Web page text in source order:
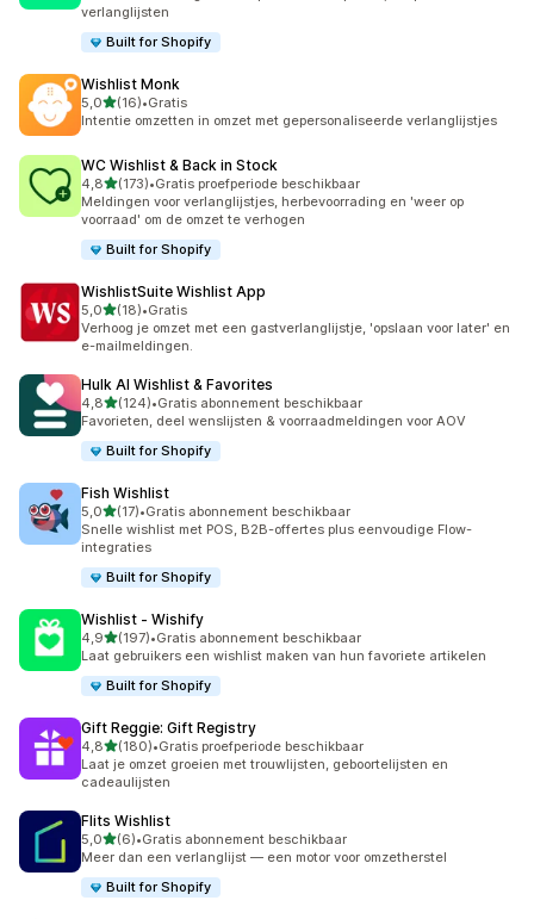
verlanglijsten
Built for Shopify
Wishlist Monk
5,0van 5 sterren
(16)
16 recensies in totaal
•Gratis
Intentie omzetten in omzet met gepersonaliseerde verlanglijstjes
WC Wishlist & Back in Stock
4,8van 5 sterren
(173)
173 recensies in totaal
•Gratis proefperiode beschikbaar
Meldingen voor verlanglijstjes, herbevoorrading en 'weer op
voorraad' om de omzet te verhogen
Built for Shopify
WishlistSuite Wishlist App
5,0van 5 sterren
(18)
18 recensies in totaal
•Gratis
Verhoog je omzet met een gastverlanglijstje, 'opslaan voor later' en
e-mailmeldingen.
Hulk AI Wishlist & Favorites
4,8van 5 sterren
(124)
124 recensies in totaal
•Gratis abonnement beschikbaar
Favorieten, deel wenslijsten & voorraadmeldingen voor AOV
Built for Shopify
Fish Wishlist
5,0van 5 sterren
(17)
17 recensies in totaal
•Gratis abonnement beschikbaar
Snelle wishlist met POS, B2B-offertes plus eenvoudige Flow-
integraties
Built for Shopify
Wishlist ‑ Wishify
4,9van 5 sterren
(197)
197 recensies in totaal
•Gratis abonnement beschikbaar
Laat gebruikers een wishlist maken van hun favoriete artikelen
Built for Shopify
Gift Reggie: Gift Registry
4,8van 5 sterren
(180)
180 recensies in totaal
•Gratis proefperiode beschikbaar
Laat je omzet groeien met trouwlijsten, geboortelijsten en
cadeaulijsten
Flits Wishlist
5,0van 5 sterren
(6)
6 recensies in totaal
•Gratis abonnement beschikbaar
Meer dan een verlanglijst — een motor voor omzetherstel
Built for Shopify